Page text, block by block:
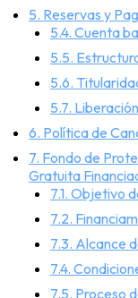
5. Reservas y
5.4. Cuenta
5.5.
5.6.
5.7.
6. Política de
7. Fondo de
Gratuita
7.1. Objetivo
7.2.
7.3. Alcance
7.4.
7.5. Proceso